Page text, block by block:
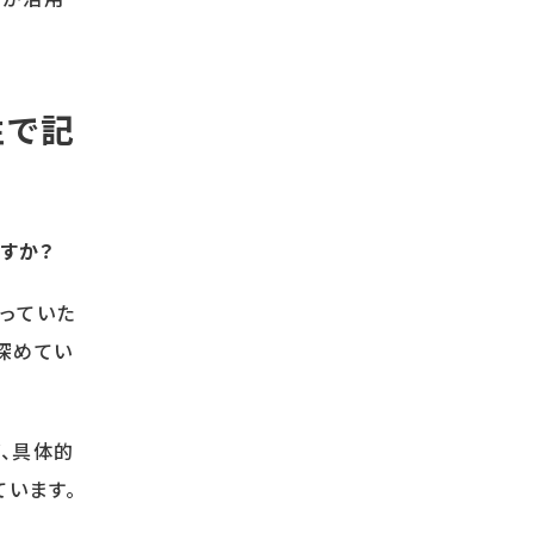
記
か？
ていた
めてい
具体的
ます。